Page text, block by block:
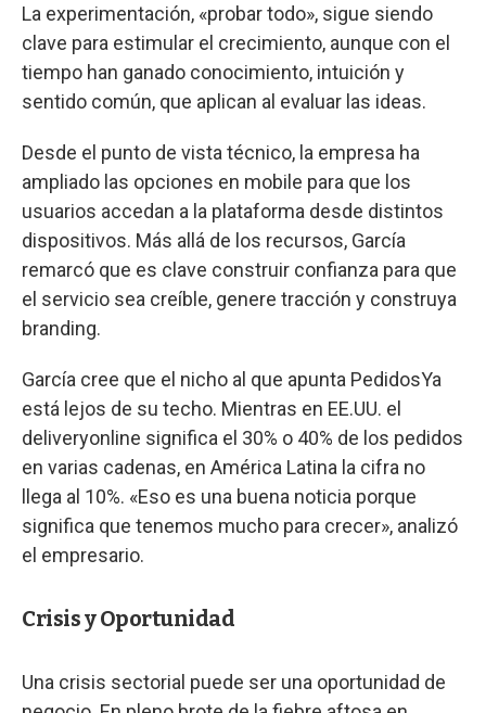
La experimentación, «probar todo», sigue siendo
clave para estimular el crecimiento, aunque con el
tiempo han ganado conocimiento, intuición y
sentido común, que aplican al evaluar las ideas.
Desde el punto de vista técnico, la empresa ha
ampliado las opciones en mobile para que los
usuarios accedan a la plataforma desde distintos
dispositivos. Más allá de los recursos, García
remarcó que es clave construir confianza para que
el servicio sea creíble, genere tracción y construya
branding.
García cree que el nicho al que apunta PedidosYa
está lejos de su techo. Mientras en EE.UU. el
deliveryonline significa el 30% o 40% de los pedidos
en varias cadenas, en América Latina la cifra no
llega al 10%. «Eso es una buena noticia porque
significa que tenemos mucho para crecer», analizó
el empresario.
Crisis y Oportunidad
Una crisis sectorial puede ser una oportunidad de